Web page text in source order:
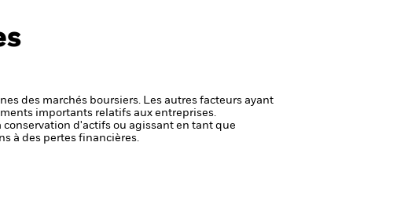
des marchés boursiers. Les autres facteurs ayant
importants relatifs aux entreprises.
d'actifs ou agissant en tant que
à des pertes financières.